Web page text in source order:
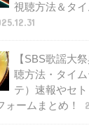
視聴方法＆タ
【SBS歌謡大
聴方法・タイ
テ）速報やセ
ォームまとめ！